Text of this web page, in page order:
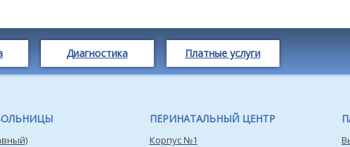
Диагностика Платные услуги
ПЕРИНАТАЛЬНЫЙ ЦЕНТР
Корпус №1